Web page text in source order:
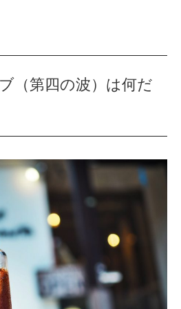
（第四の波）は何だ